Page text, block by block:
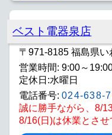
ベスト電器泉店
〒971-8185 福島県
営業時間: 9:00～
定休日:水曜日
電話番号: 024-638-
誠に勝手ながら、8/
8/16(日)は休業とさせ